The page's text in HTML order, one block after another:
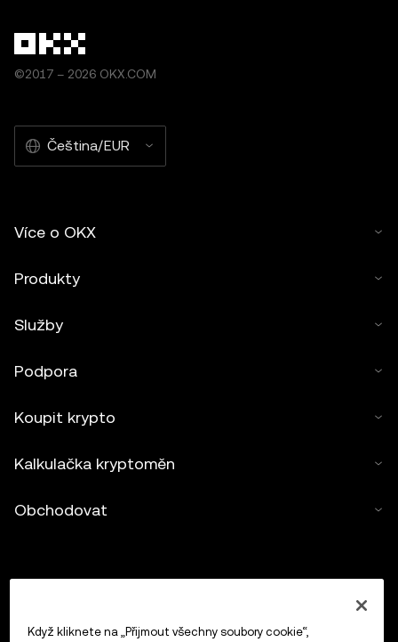
©2017 – 2026 OKX.COM
Čeština/EUR
Více o OKX
Produkty
Služby
Podpora
Koupit krypto
Kalkulačka kryptoměn
Obchodovat
Když kliknete na „Přijmout všechny soubory cookie“,